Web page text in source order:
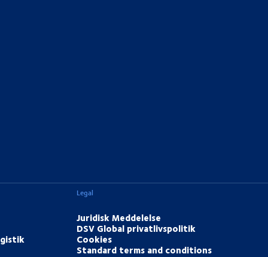
Legal
Juridisk Meddelelse
DSV Global privatlivspolitik
Cookies
Standard terms and conditions